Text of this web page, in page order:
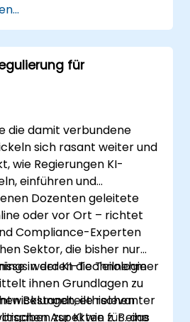
ethische Nutzung sowie
im
mit KI.
HR-Abteilung optimal auf
vor.
für
die damit verbundene
sich rasant weiter und
wie Regierungen KI-
einführen und
Dozenten geleitete
oder vor Ort – richtet
Compliance-Experten
Sektor, die bisher nur
in der KI-Technologie
ihnen Grundlagen zu
ethischen
Aspekten für eine
werden die Teilnehmer
Bestandteile relevanter
zur KI wie z. B. das